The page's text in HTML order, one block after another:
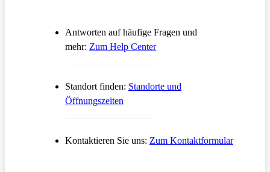
Antworten auf häufige Fragen und
mehr: Zum Help CenterÖffnet in einem neuen Tab
Standort finden: Standorte und
Öffnungszeiten
Kontaktieren Sie uns: Zum KontaktformularÖffnet in